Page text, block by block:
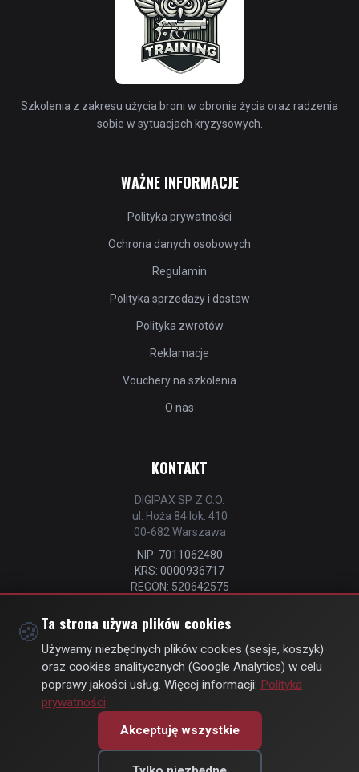
Szkolenia z zakresu użycia broni w obronie życia oraz radzenia
sobie w sytuacjach kryzysowych.
WAŻNE INFORMACJE
Polityka prywatności
Ochrona danych osobowych
Regulamin
Polityka sprzedaży i dostaw
Polityka zwrotów
Reklamacje
Vouchery na szkolenia
O nas
KONTAKT
DIGIPAX SP. Z O.O.
ul. Hoża 84 lok. 410
00-682 Warszawa
NIP: 7011062480
KRS: 0000936717
REGON: 520642575
📧
kontakt@strefastrzelca.pl
📞 732 106 076
© Copyright 2026 | byDIGIPAX| All Rights Reserved
🍪 Zmień ustawienia prywatności
🍪Ta strona używa plików cookies
Używamy niezbędnych plików cookies (sesje, koszyk)
oraz cookies analitycznych (Google Analytics) w celu
poprawy jakości usług. Więcej informacji: Polityka
prywatności
Akceptuję wszystkie